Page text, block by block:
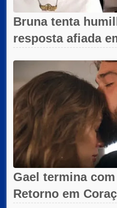
Bruna tenta
resposta afiada
Gael termina
Retorno em